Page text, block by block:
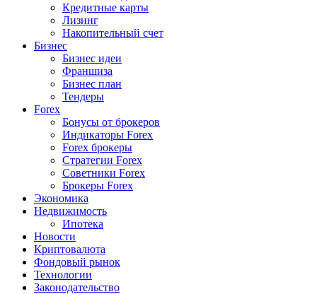
Кредитные карты
Лизинг
Накопительный счет
Бизнес
Бизнес идеи
Франшиза
Бизнес план
Тендеры
Forex
Бонусы от брокеров
Индикаторы Forex
Forex брокеры
Стратегии Forex
Советники Forex
Брокеры Forex
Экономика
Недвижимость
Ипотека
Новости
Криптовалюта
Фондовый рынок
Технологии
Законодательство